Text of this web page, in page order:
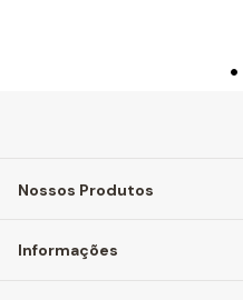
Nossos Produtos
Informações